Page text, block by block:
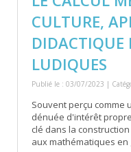
CULTURE,
DIDACTIQUE
LUDIQUES
Publié le : 03/07/2023 |
Souvent perçu comme
dénuée d'intérêt
clé dans la
aux mathématiques en